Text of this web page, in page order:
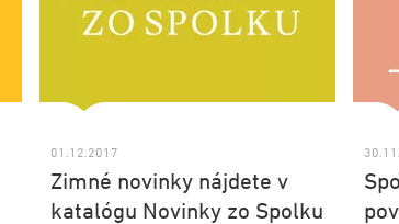
01.12.2017
Zimné novinky nájdete v
katalógu Novinky zo Spolku